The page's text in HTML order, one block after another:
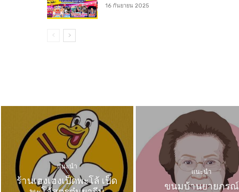
16 กันยายน 2025
แนะนำ
ร้านเฮงเฮงเป็ดพะโล้ เป็ด
แนะนำ
ขนมบ้านยายภรณ์